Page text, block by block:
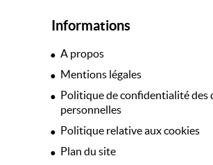
Informations
A propos
Mentions légales
Politique de confidentialité des
personnelles
Politique relative aux cookies
Plan du site